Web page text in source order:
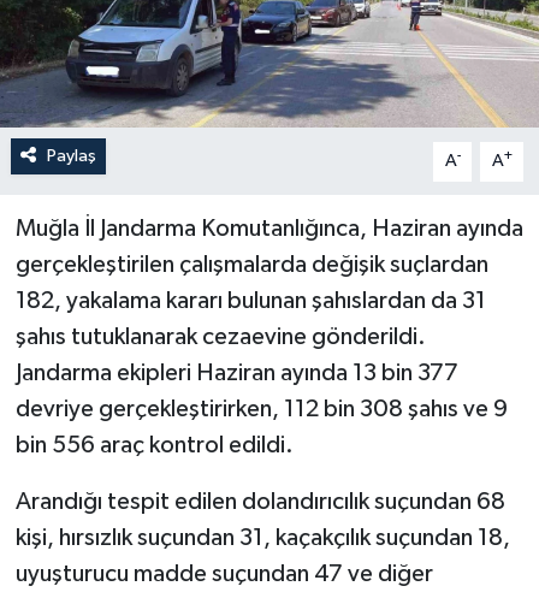
Paylaş A- A+
Muğla İl Jandarma Komutanlığınca, Haziran ayında
gerçekleştirilen çalışmalarda değişik suçlardan
182, yakalama kararı bulunan şahıslardan da 31
şahıs tutuklanarak cezaevine gönderildi.
Jandarma ekipleri Haziran ayında 13 bin 377
devriye gerçekleştirirken, 112 bin 308 şahıs ve 9
bin 556 araç kontrol edildi.
Arandığı tespit edilen dolandırıcılık suçundan 68
kişi, hırsızlık suçundan 31, kaçakçılık suçundan 18,
uyuşturucu madde suçundan 47 ve diğer